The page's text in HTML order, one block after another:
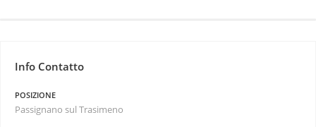
Info Contatto
POSIZIONE
Passignano sul Trasimeno